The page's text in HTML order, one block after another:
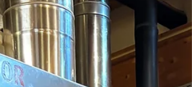
Volle Fahrt voraus für
Zahlreiche SchülerInnen aller Schulstufen
nahmen im letzten Schuljahr wieder am
beliebten Fahrradwettbewerb BIKEline teil.
Dabei ging es nicht nur ums Gewinnen,
auch darum, die Gemeinschaft zu fördern, das